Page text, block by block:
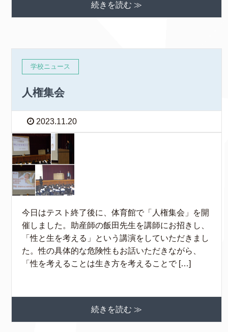
続きを読む ≫
学校ニュース
人権集会
2023.11.20
今日はテスト終了後に、体育館で「人権集会」を開
催しました。助産師の飯田先生を講師にお招きし、
「性と生を考える」という講演をしていただきまし
た。性の具体的な危険性もお話いただきながら、
「性を考えることは生き方を考えることで […]
続きを読む ≫